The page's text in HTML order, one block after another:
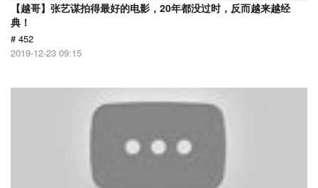
【越哥】张艺谋拍得最好的电影，20年都没过时，反而越来越经
典！
# 452
2019-12-23 09:15